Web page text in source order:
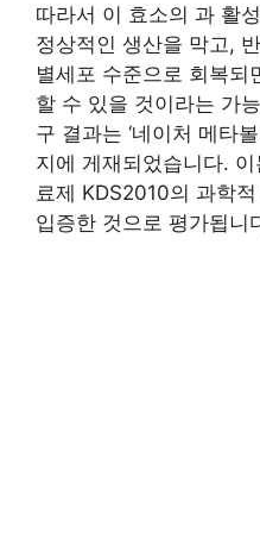
따라서 이 효소의 과 활
정상적인 생산을 막고,
별세포 수준으로 회복되
할 수 있을 것이라는 가
구 결과는 ‘네이처 메타
지에 게재되었습니다.
료제 KDS2010의 과학
입증한 것으로 평가됩니